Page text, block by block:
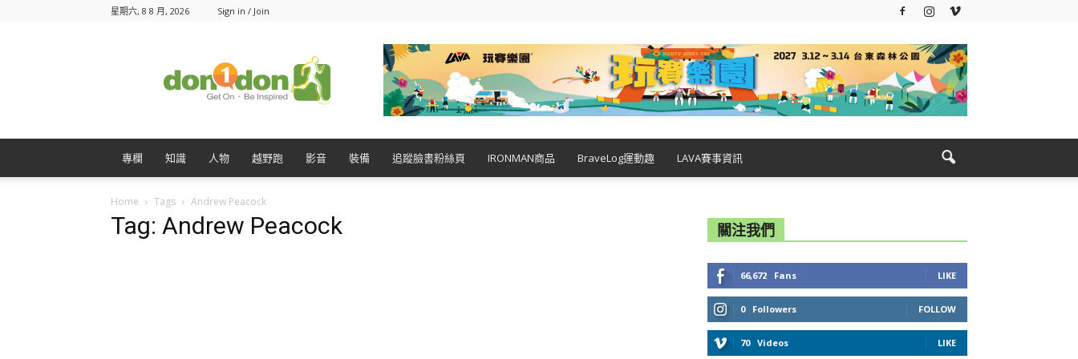
星期六, 8 8 月, 2026 Sign in / Join
專欄 知識 人物 越野跑 影音 裝備 追蹤臉書粉絲頁 IRONMAN商品 BraveLog運動趣 LAVA賽事資訊
Home Tags Andrew Peacock
Tag: Andrew Peacock 關注我們
66,672 Fans LIKE
0 Followers FOLLOW
70 Videos LIKE